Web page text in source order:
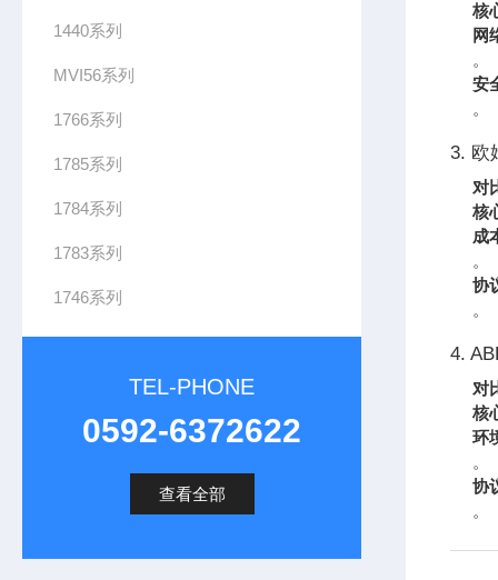
1440系列
MVI56系列
1766系列
1785系列
1784系列
1783系列
1746系列
TEL-PHONE
0592-6372622
查看全部
核
网
。
安
。
3. 欧
对
核
成
。
协
。
4.
对
核
环
。
协
。